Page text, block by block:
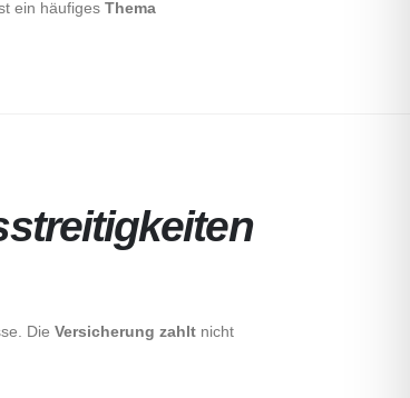
ein häufiges Thema
Die Versicherung zahlt nicht